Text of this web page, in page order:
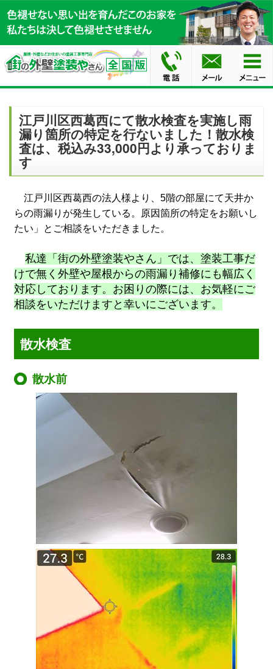
江戸川区西葛西にて散水検査を実施し雨
漏り箇所の特定を行ないました！散水検
査は、税込み33,000円より承っておりま
す
江戸川区西葛西の法人様より、5階の部屋にて天井か
らの雨漏りが発生している。原因箇所の特定をお願いし
たい」とご相談をいただきました。
私達「街の外壁塗装やさん」では、塗装工事だ
けで無く外壁や屋根からの雨漏り補修にも幅広く
対応しております。お困りの際には、お気軽にご
相談をいただけますと幸いにございます。
散水検査
散水前